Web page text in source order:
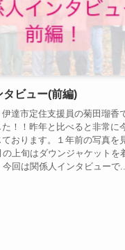
タビュー(前編)
達市定住支援員の菊田瑠香
た！！昨年と比べると非常に
おります。１年前の写真を
の上旬はダウンジャケットを
今回は関係人インタビューで